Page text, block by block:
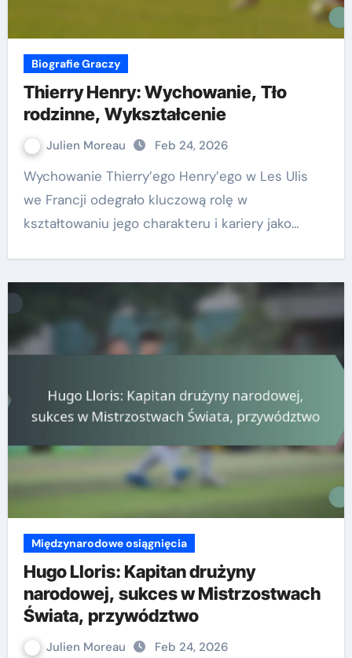
Biografie Graczy
Thierry Henry: Wychowanie, Tło
rodzinne, Wykształcenie
Julien Moreau Feb 24, 2026
Wychowanie Thierry’ego Henry’ego w Les Ulis
we Francji odegrało kluczową rolę w
kształtowaniu jego charakteru i kariery jako…
Międzynarodowe osiągnięcia
Hugo Lloris: Kapitan drużyny
narodowej, sukces w Mistrzostwach
Świata, przywództwo
Julien Moreau Feb 24, 2026